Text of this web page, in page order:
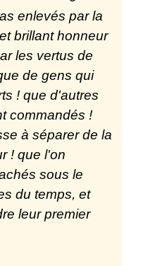
enlevés par la
brillant honneur
les vertus de
de gens qui
! que d'autres
commandés !
à séparer de la
! que l'on
sous le
du temps, et
leur premier